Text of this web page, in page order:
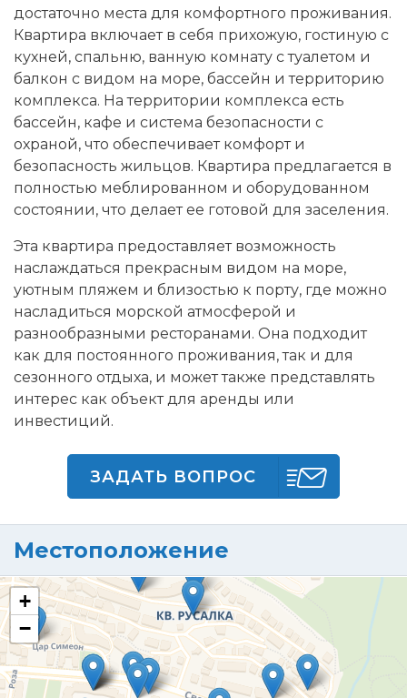
достаточно места для комфортного проживания.
Квартира включает в себя прихожую, гостиную с
кухней, спальню, ванную комнату с туалетом и
балкон с видом на море, бассейн и территорию
комплекса. На территории комплекса есть
бассейн, кафе и система безопасности с
охраной, что обеспечивает комфорт и
безопасность жильцов. Квартира предлагается в
полностью меблированном и оборудованном
состоянии, что делает ее готовой для заселения.
Эта квартира предоставляет возможность
наслаждаться прекрасным видом на море,
уютным пляжем и близостью к порту, где можно
насладиться морской атмосферой и
разнообразными ресторанами. Она подходит
как для постоянного проживания, так и для
сезонного отдыха, и может также представлять
интерес как объект для аренды или
инвестиций.
ЗАДАТЬ ВОПРОС
Местоположение
+
−